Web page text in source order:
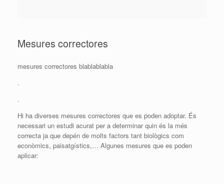
Mesures correctores
mesures correctores blablablabla
.
.
Hi ha diverses mesures correctores que es poden adoptar. És
necessari un estudi acurat per a determinar quin és la més
correcta ja que depén de molts factors tant biològics com
econòmics, paisatgístics,… Algunes mesures que es poden
aplicar: